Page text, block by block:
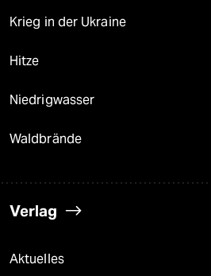
Krieg in der Ukraine
Hitze
Niedrigwasser
Waldbrände
Verlag
Aktuelles